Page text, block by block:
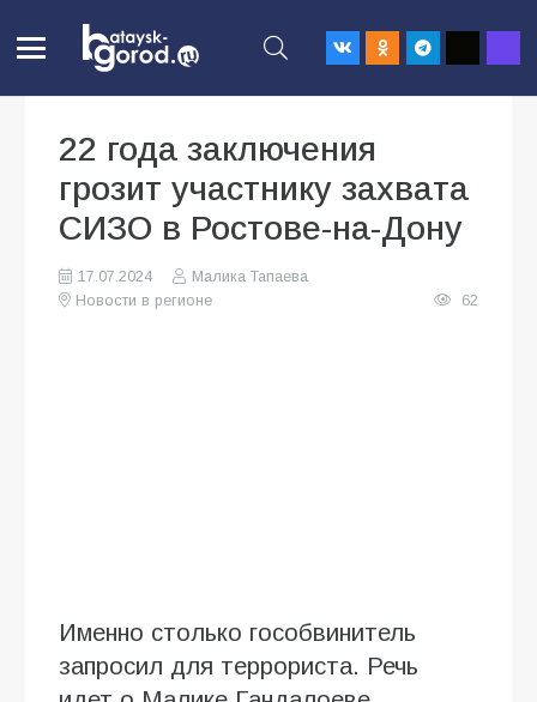
22 года заключения
грозит участнику захвата
СИЗО в Ростове-на-Дону
17.07.2024
Малика Тапаева
Новости в регионе
62
Именно столько гособвинитель
запросил для террориста. Речь